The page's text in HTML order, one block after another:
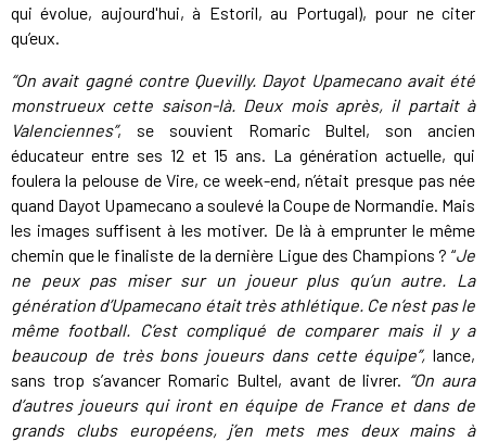
qui évolue, aujourd'hui, à Estoril, au Portugal), pour ne citer
qu’eux.
“On avait gagné contre Quevilly. Dayot Upamecano avait été
monstrueux cette saison-là. Deux mois après, il partait à
Valenciennes”,
se souvient Romaric Bultel, son ancien
éducateur entre ses 12 et 15 ans. La génération actuelle, qui
foulera la pelouse de Vire, ce week-end, n’était presque pas née
quand Dayot Upamecano a soulevé la Coupe de Normandie. Mais
les images suffisent à les motiver. De là à emprunter le même
chemin que le finaliste de la dernière Ligue des Champions ? “Je
ne peux pas miser sur un joueur plus qu’un autre. La
génération d’Upamecano était très athlétique. Ce n’est pas le
même football. C’est compliqué de comparer mais il y a
beaucoup de très bons joueurs dans cette équipe”, lance,
sans trop s’avancer Romaric Bultel, avant de livrer. “On aura
d’autres joueurs qui iront en équipe de France et dans de
grands clubs européens, j’en mets mes deux mains à